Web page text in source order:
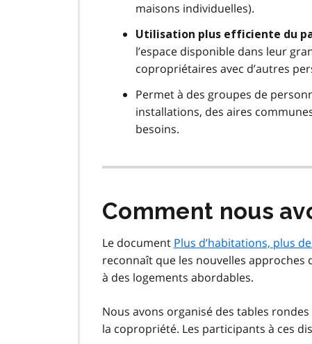
maisons individuelles).
Utilisation plus efficiente du
l’espace disponible dans leur
copropriétaires avec d’autres
Permet à des groupes de
installations, des aires
besoins.
Comment nous
Le document Plus d’habitations, plus
reconnaît que les nouvelles approches
à des logements abordables.
Nous avons organisé des tables
la copropriété. Les participants à ces